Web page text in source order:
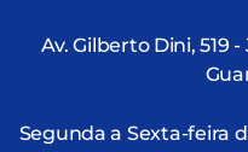
Av. Gilberto Dini, 519 -
Segunda a Sexta-feira